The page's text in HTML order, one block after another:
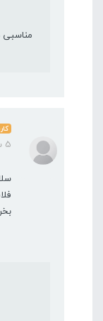
5 سال پیش